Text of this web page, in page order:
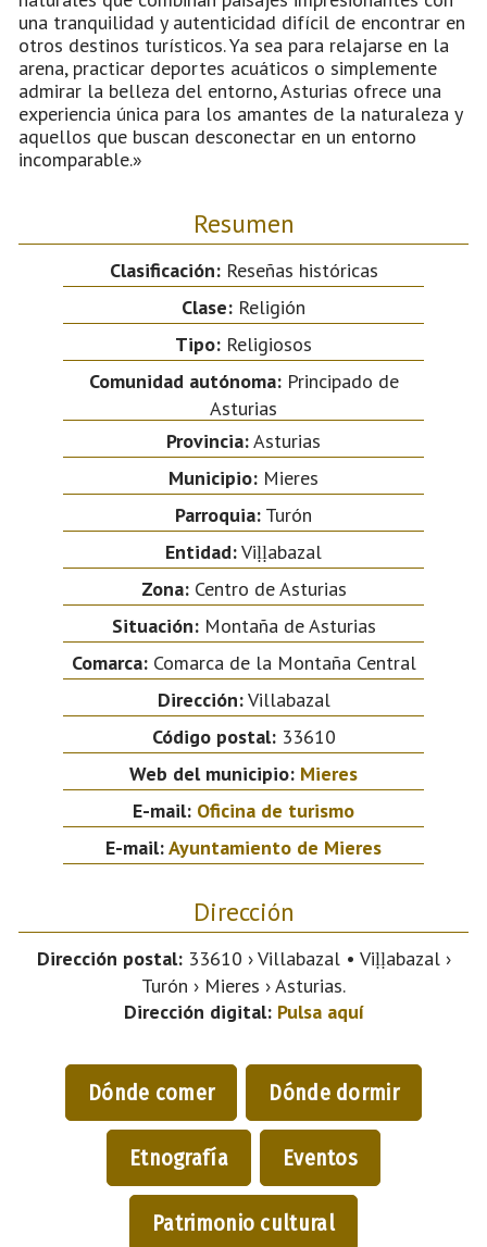
una tranquilidad y autenticidad difícil de encontrar en
otros destinos turísticos. Ya sea para relajarse en la
arena, practicar deportes acuáticos o simplemente
admirar la belleza del entorno, Asturias ofrece una
experiencia única para los amantes de la naturaleza y
aquellos que buscan desconectar en un entorno
incomparable.»
Resumen
Clasificación:Reseñas históricas
Clase: Religión
Tipo: Religiosos
Comunidad autónoma:Principado de
Asturias
Provincia:Asturias
Municipio: Mieres
Parroquia: Turón
Entidad:Viḷḷabazal
Zona:Centro de Asturias
Situación:Montaña de Asturias
Comarca:Comarca de la Montaña Central
Dirección:Villabazal
Código postal:33610
Web del municipio: Mieres
E-mail: Oficina de turismo
E-mail:Ayuntamiento de Mieres
Dirección
Dirección postal:33610 › Villabazal • Viḷḷabazal ›
Turón › Mieres › Asturias.
Dirección digital: Pulsa aquí
Dónde comer Dónde dormir
Etnografía Eventos
Patrimonio cultural